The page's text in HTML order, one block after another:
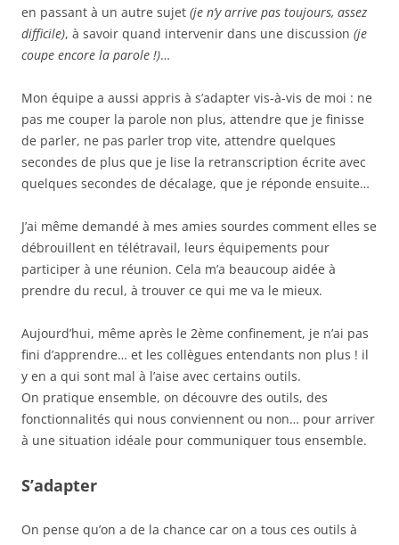
en passant à un autre sujet (je n’y arrive pas toujours, assez
difficile), à savoir quand intervenir dans une discussion (je
coupe encore la parole !)…
Mon équipe a aussi appris à s’adapter vis-à-vis de moi : ne
pas me couper la parole non plus, attendre que je finisse
de parler, ne pas parler trop vite, attendre quelques
secondes de plus que je lise la retranscription écrite avec
quelques secondes de décalage, que je réponde ensuite…
J’ai même demandé à mes amies sourdes comment elles se
débrouillent en télétravail, leurs équipements pour
participer à une réunion. Cela m’a beaucoup aidée à
prendre du recul, à trouver ce qui me va le mieux.
Aujourd’hui, même après le 2ème confinement, je n’ai pas
fini d’apprendre… et les collègues entendants non plus ! il
y en a qui sont mal à l’aise avec certains outils.
On pratique ensemble, on découvre des outils, des
fonctionnalités qui nous conviennent ou non… pour arriver
à une situation idéale pour communiquer tous ensemble.
S’adapter
On pense qu’on a de la chance car on a tous ces outils à